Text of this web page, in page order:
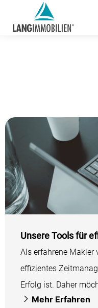
Unsere Tools für
Als erfahrene Makler
effizientes
Erfolg ist. Daher
Mehr Erfahren